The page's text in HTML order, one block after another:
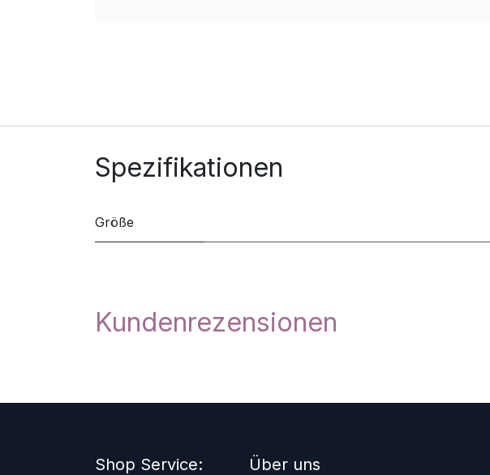
Spezifikationen
Größe
Kundenrezensionen
Shop Service: Über uns